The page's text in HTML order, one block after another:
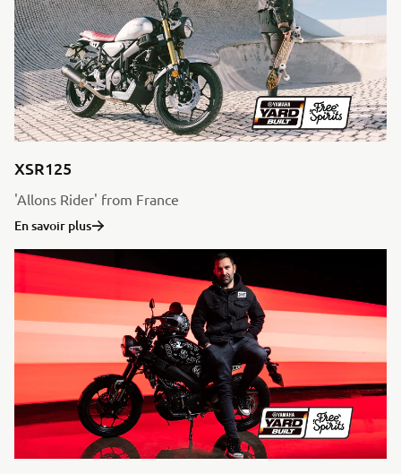
XSR125
'Allons Rider' from France
En savoir plus